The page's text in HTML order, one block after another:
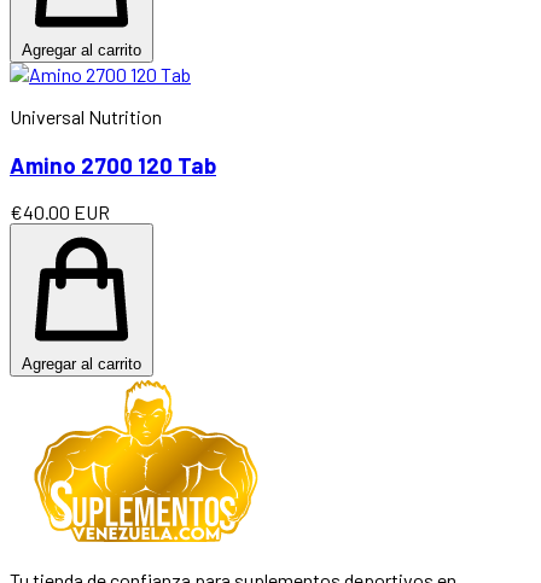
Agregar al carrito
Universal Nutrition
Amino 2700 120 Tab
€40.00 EUR
Agregar al carrito